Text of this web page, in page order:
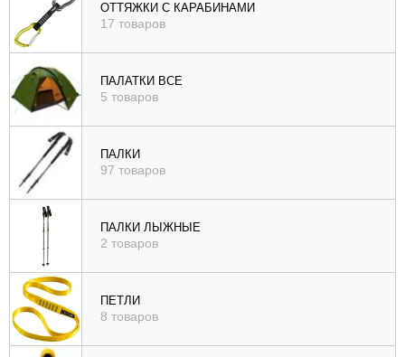
ОТТЯЖКИ С КАРАБИНАМИ
17 товаров
ПАЛАТКИ ВСЕ
5 товаров
ПАЛКИ
97 товаров
ПАЛКИ ЛЫЖНЫЕ
2 товаров
ПЕТЛИ
8 товаров